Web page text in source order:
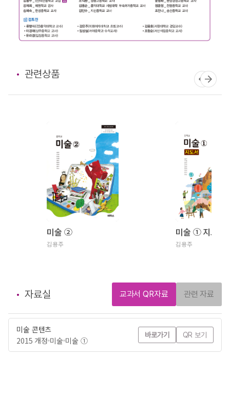
관련상품
미술 ②
김용주
미술 ① 지도서
김용주
자료실 교과서 QR자료 관련 자료
미술 콘텐츠
2015 개정 미술 미술 ①
바로가기 QR 보기